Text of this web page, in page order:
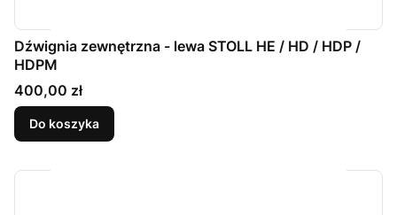
Dźwignia zewnętrzna - lewa STOLL HE / HD / HDP /
HDPM
Cena
400,00 zł
Do koszyka